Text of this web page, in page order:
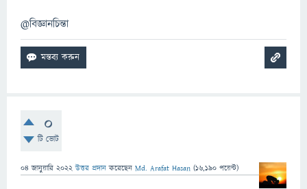
@বিজ্ঞানচিন্তা
0
টি ভোট
04 জানুয়ারি 2022 উত্তর প্রদান করেছেন Md. Arafat Hasan (16,190 পয়েন্ট)